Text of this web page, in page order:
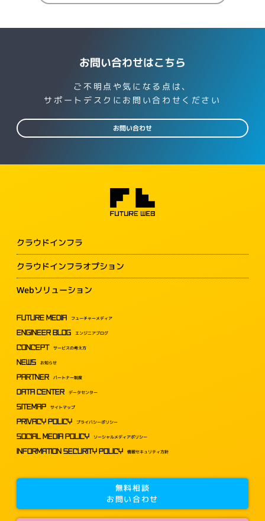
お問い合わせはこちら
ご不明点や気になる点は、
サポートデスクにお問い合わせください
お問い合わせ
クラウドインフラ
クラウドインフラオプション
Webソリューション
FUTURE MEDIA フューチャーメディア
ENGINEER BLOG エンジニアブログ
CONCEPT サービスの考え方
NEWS お知らせ
PARTNER パートナー制度
DATA CENTER データセンター
SITEMAP サイトマップ
PRIVACY POLICY プライバシーポリシー
SOCIAL MEDIA POLICY ソーシャルメディアポリシー
INFORMATION SECURITY POLICY 情報セキュリティ方針
無料相談
お問い合わせ